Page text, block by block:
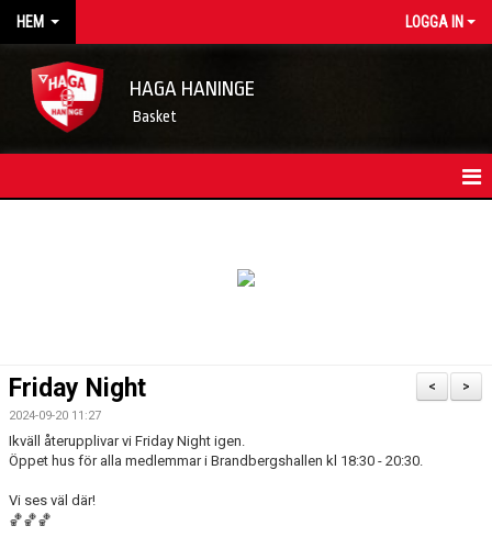
HEM LOGGA IN
HAGA HANINGE
Basket
OM FÖRENINGEN/INFORMATION
LEDARE
FÖRENINGSFÖRSÄLJNING
>
<
Friday Night
2024-09-20 11:27
Ikväll återupplivar vi Friday Night igen.
Öppet hus för alla medlemmar i Brandbergshallen kl 18:30 - 20:30.
Vi ses väl där!
🏀🏀🏀